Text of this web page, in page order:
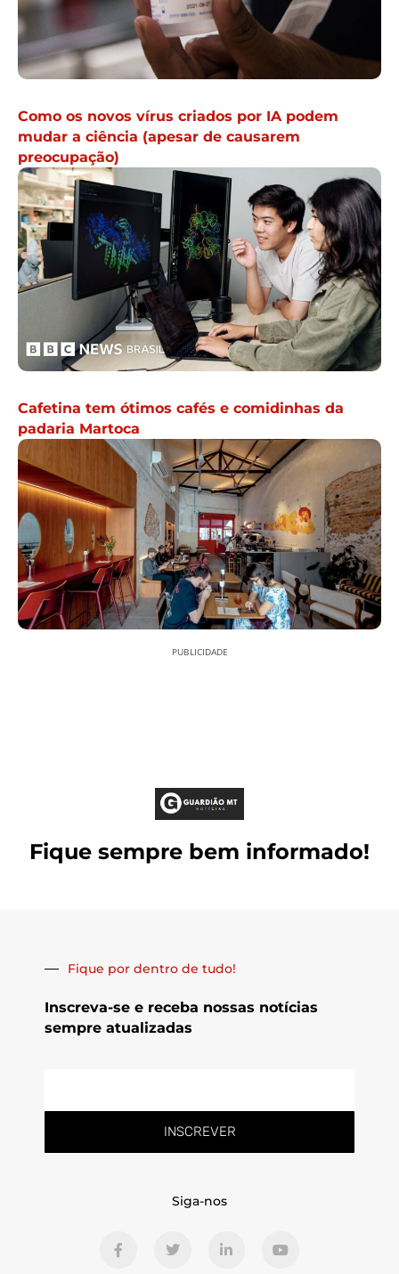
Como os novos vírus criados por IA podem
mudar a ciência (apesar de causarem
preocupação)
Cafetina tem ótimos cafés e comidinhas da
padaria Martoca
PUBLICIDADE
Fique sempre bem informado!
Fique por dentro de tudo!
Inscreva-se e receba nossas notícias
sempre atualizadas
INSCREVER
Siga-nos
a
w
i
o